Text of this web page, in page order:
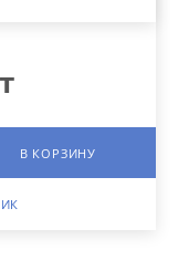
В КОРЗИНУ